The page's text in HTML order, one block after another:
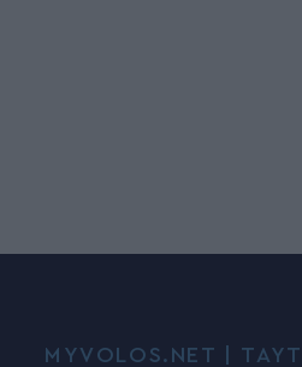
MYVOLOS.NET |